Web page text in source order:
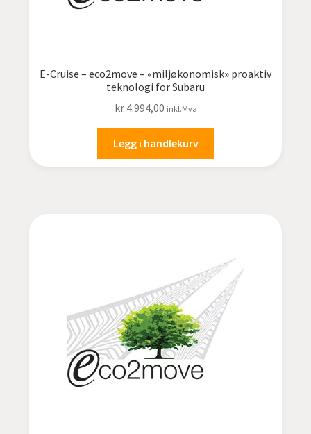
E-Cruise – eco2move – «miljøkonomisk» proaktiv
teknologi for Subaru
kr4.994,00 inkl.Mva
Legg i handlekurv